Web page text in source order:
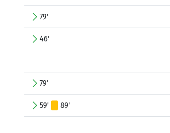
79'
46'
79'
59' 89'